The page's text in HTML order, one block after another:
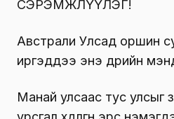
СЭРЭМЖЛҮҮЛЭГ!
Австрали Улсад оршин
иргэддээ энэ өдрийн
Манай улсаас тус улсыг